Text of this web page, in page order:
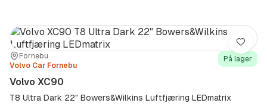
Sted:Fornebu
Forhandler:
Volvo Car Fornebu
På lager
Volvo XC90
T8 Ultra Dark 22" Bowers&Wilkins Luftfjæring LEDmatrix
Lagre